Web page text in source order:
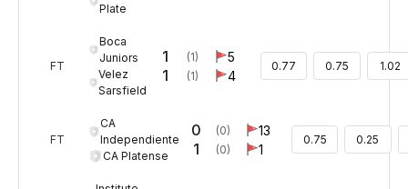
Plate
FT
Boca
Juniors
Velez
Sarsfield
1
1
(1)
(1)
5
4
0.77 0.75 1.02
FT
CA
Independiente
CA Platense
0
1
(0)
(0)
13
1
0.75 0.25